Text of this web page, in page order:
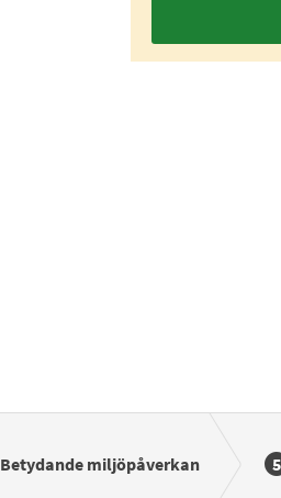
Betydande miljöpåverkan